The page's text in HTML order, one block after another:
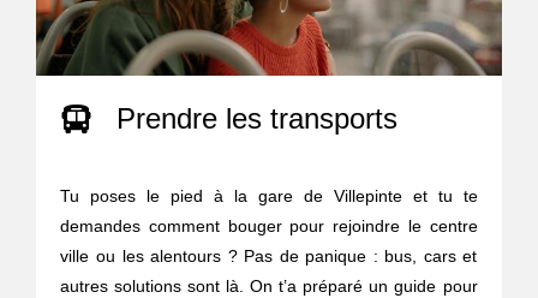
Prendre les transports
Tu poses le pied à la gare de Villepinte et tu te
demandes comment bouger pour rejoindre le centre
ville ou les alentours ? Pas de panique : bus, cars et
autres solutions sont là. On t’a préparé un guide pour